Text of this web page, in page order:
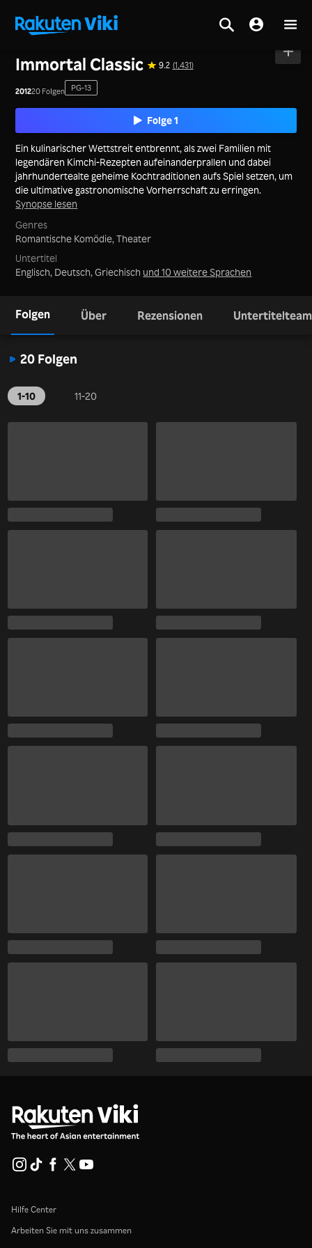
Immortal Classic 9.2 (1,431)
201220 Folgen PG-13
Folge 1
Ein kulinarischer Wettstreit entbrennt, als zwei Familien mit
legendären Kimchi-Rezepten aufeinanderprallen und dabei
jahrhundertealte geheime Kochtraditionen aufs Spiel setzen, um
die ultimative gastronomische Vorherrschaft zu erringen.
Synopse lesen
Genres
Romantische Komödie,Theater
Untertitel
Englisch, Deutsch, Griechisch und 10 weitere Sprachen
Folgen Über Rezensionen Untertitelteam
20 Folgen
1-10 11-20
Hilfe Center
Arbeiten Sie mit uns zusammen